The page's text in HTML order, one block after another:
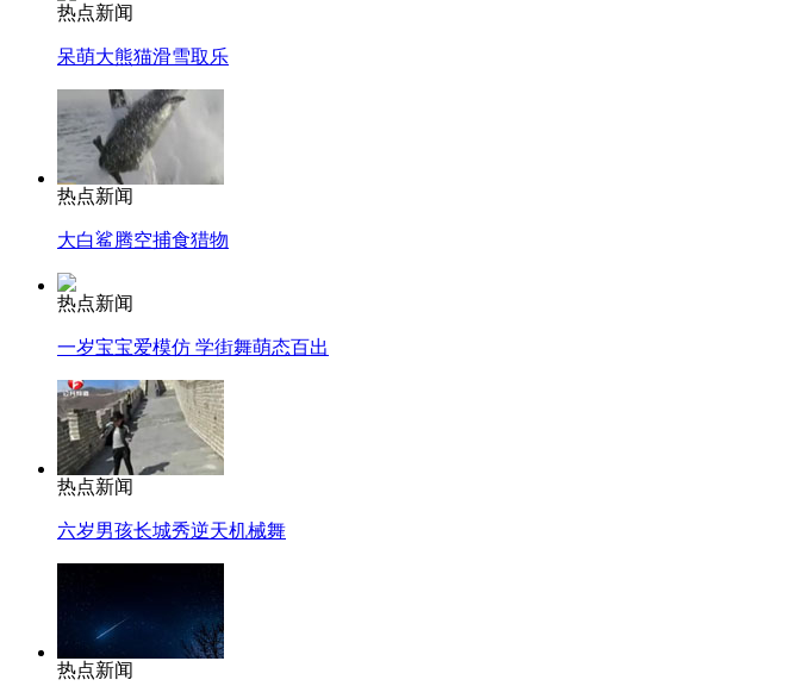
热点新闻
呆萌大熊猫滑雪取乐
热点新闻
大白鲨腾空捕食猎物
热点新闻
一岁宝宝爱模仿 学街舞萌态百出
热点新闻
六岁男孩长城秀逆天机械舞
热点新闻